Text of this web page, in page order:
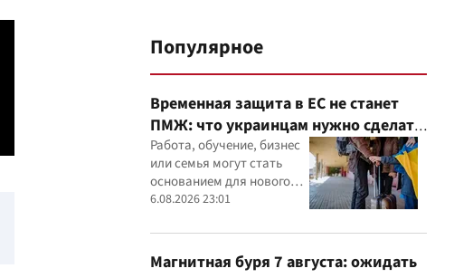
Популярное
Временная защита в ЕС не станет
ПМЖ: что украинцам нужно сделать
до 2028 года
Работа, обучение, бизнес
или семья могут стать
основанием для нового
статуса в ЕС
6.08.2026 23:01
Магнитная буря 7 августа: ожидать